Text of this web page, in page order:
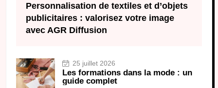
Personnalisation de textiles et d’objets
publicitaires : valorisez votre image
avec AGR Diffusion
25 juillet 2026
Les formations dans la mode : un
guide complet